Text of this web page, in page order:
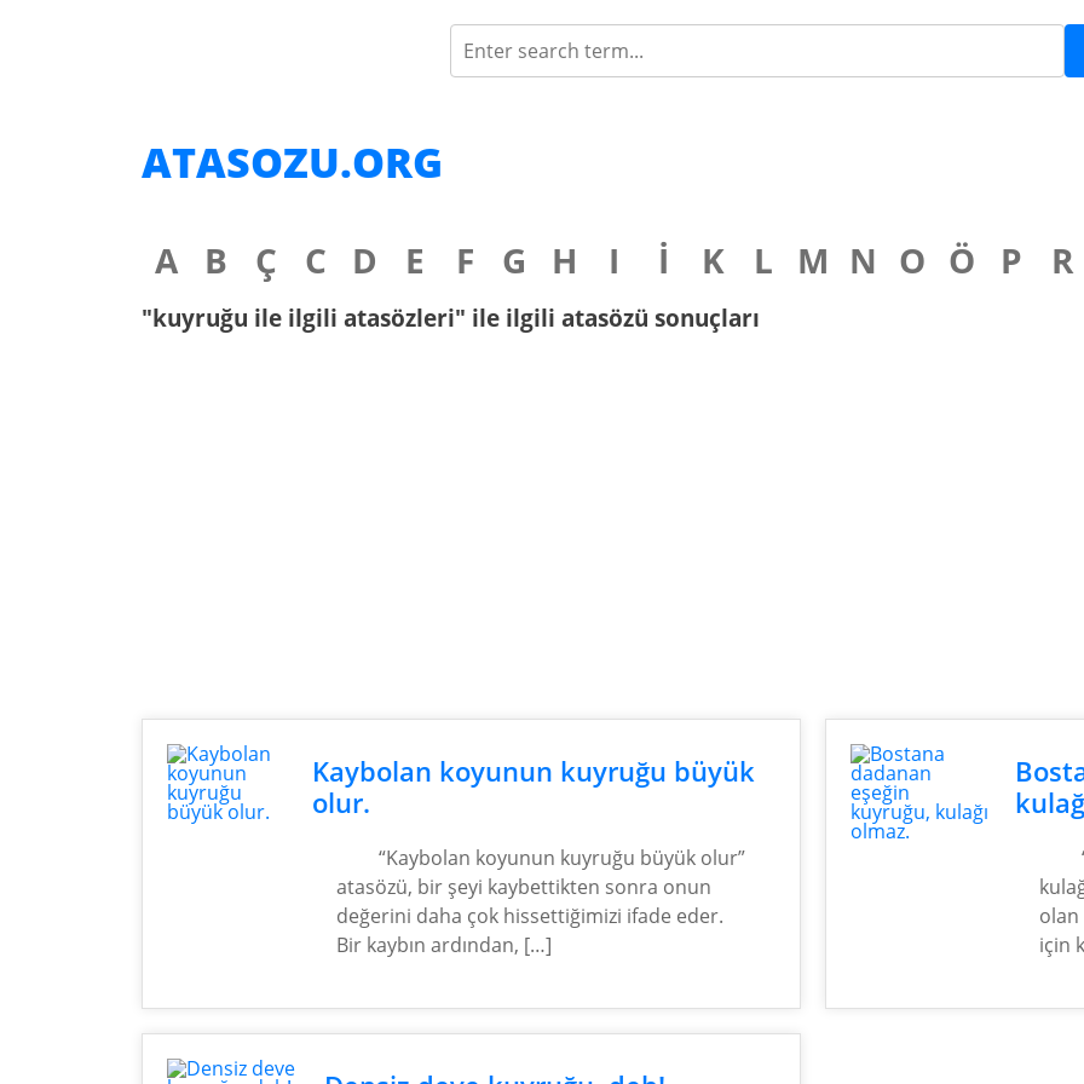
ATASOZU.ORG
A B Ç C D E F G H I İ K L M N O Ö P R
"kuyruğu ile ilgili atasözleri" ile ilgili atasözü sonuçları
Kaybolan koyunun kuyruğu büyük
olur.
“Kaybolan koyunun kuyruğu büyük olur”
atasözü, bir şeyi kaybettikten sonra onun
değerini daha çok hissettiğimizi ifade eder.
Bir kaybın ardından, […]
için